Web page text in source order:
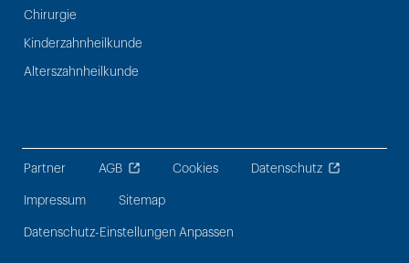
Chirurgie
Kinderzahnheilkunde
Alterszahnheilkunde
Partner AGB Cookies Datenschutz
Impressum Sitemap
Datenschutz-Einstellungen Anpassen